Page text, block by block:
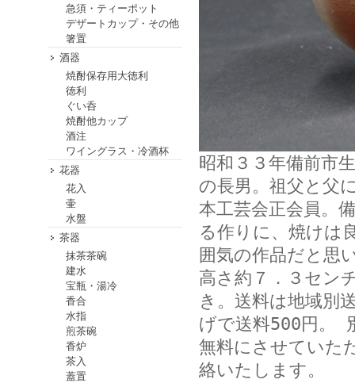
急須・ティーポット
デザートカップ・その他
箸置
酒器
焼酎保存用大徳利
徳利
ぐい呑
焼酎他カップ
酒注
ワイングラス・冷酒杯
花器
花入
壷
水盤
茶器
抹茶茶碗
建水
宝瓶・湯冷
香合
水指
煎茶碗
香炉
茶入
蓋置
昭和３３年備前市
の長男。祖父と父
本工芸会正会員。
る作りに、焼けは
囲気の作品だと思
高さ約７．３セン
き。送料は地域別
げで送料500円。
無料にさせていた
絡いたします。